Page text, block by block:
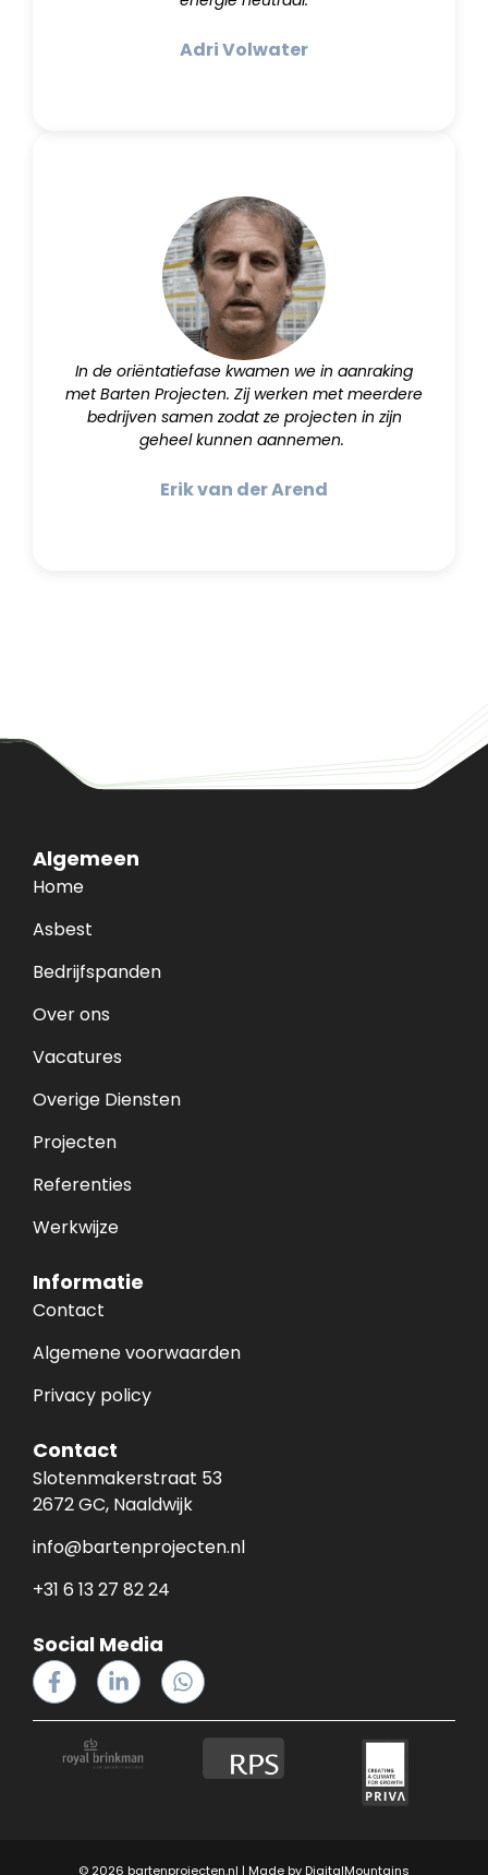
Adri Volwater
In de oriëntatiefase kwamen we in aanraking
met Barten Projecten. Zij werken met meerdere
bedrijven samen zodat ze projecten in zijn
geheel kunnen aannemen.
Erik van der Arend
Algemeen
Home
Asbest
Bedrijfspanden
Over ons
Vacatures
Overige Diensten
Projecten
Referenties
Werkwijze
Informatie
Contact
Algemene voorwaarden
Privacy policy
Contact
Slotenmakerstraat 53
2672 GC, Naaldwijk
info@bartenprojecten.nl
+31 6 13 27 82 24
Social Media
© 2026 bartenprojecten.nl | Made by DigitalMountains